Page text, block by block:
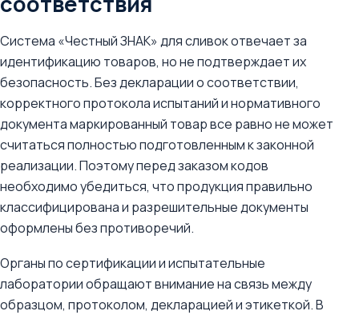
Система «Честный ЗНАК» для сливок отвечает за
идентификацию товаров, но не подтверждает их
безопасность. Без декларации о соответствии,
корректного протокола испытаний и нормативного
документа маркированный товар все равно не может
считаться полностью подготовленным к законной
реализации. Поэтому перед заказом кодов
необходимо убедиться, что продукция правильно
классифицирована и разрешительные документы
оформлены без противоречий.
Органы по сертификации и испытательные
лаборатории обращают внимание на связь между
образцом, протоколом, декларацией и этикеткой. В